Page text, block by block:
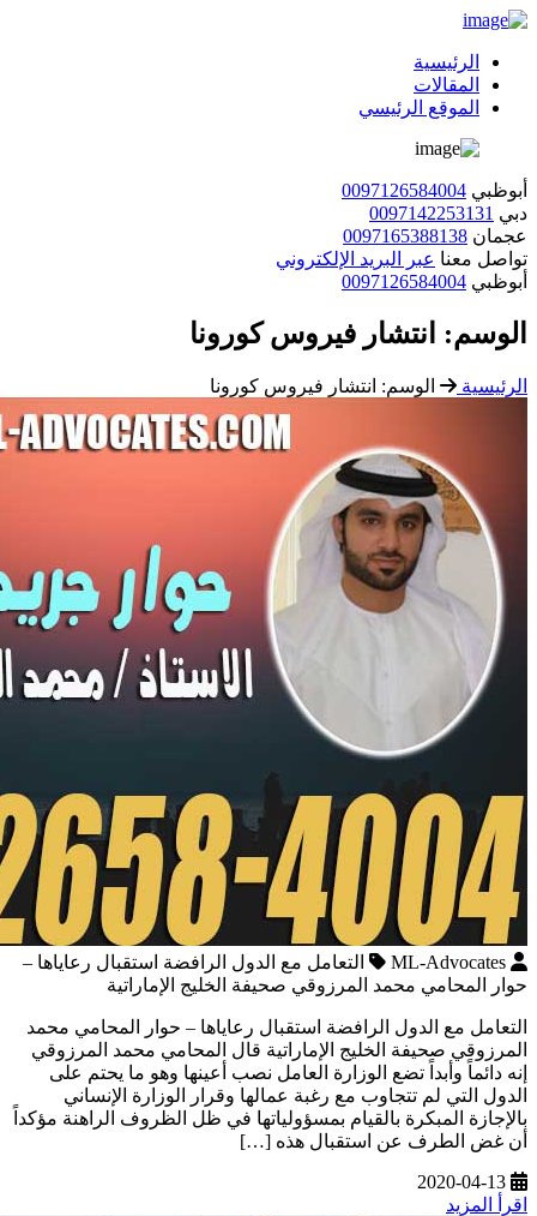
الرئيسية
المقالات
الموقع الرئيسي
أبوظبي 0097126584004
دبي 0097142253131
عجمان 0097165388138
تواصل معنا عبر البريد الإلكتروني
أبوظبي 0097126584004
الوسم: انتشار فيروس كورونا
الرئيسية الوسم: انتشار فيروس كورونا
ML-Advocates
التعامل مع الدول الرافضة استقبال رعاياها –
حوار المحامي محمد المرزوقي صحيفة الخليج الإماراتية
التعامل مع الدول الرافضة استقبال رعاياها – حوار المحامي محمد
المرزوقي صحيفة الخليج الإماراتية قال المحامي محمد المرزوقي
إنه دائماً وأبداً تضع الوزارة العامل نصب أعينها وهو ما يحتم على
الدول التي لم تتجاوب مع رغبة عمالها وقرار الوزارة الإنساني
بالإجازة المبكرة بالقيام بمسؤولياتها في ظل الظروف الراهنة مؤكداً
أن غض الطرف عن استقبال هذه […]
2020-04-13
اقرأ المزيد